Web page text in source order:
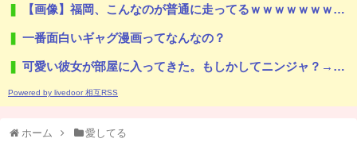
【画像】福岡、こんなのが普通に走ってるｗｗｗｗｗｗｗｗｗｗｗｗｗｗｗｗ
一番面白いギャグ漫画ってなんなの？
可愛い彼女が部屋に入ってきた。もしかしてニンジャ？→スタイリッシュな動きはこちらです…
Powered by livedoor 相互RSS
ホーム 愛してる